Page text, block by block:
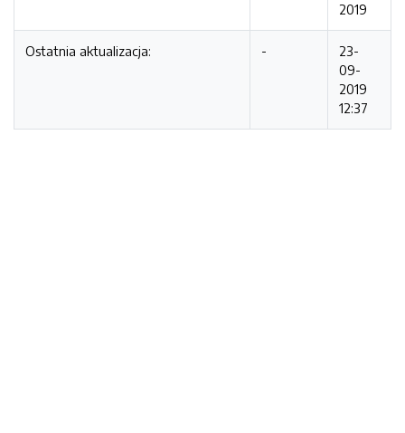
2019
Ostatnia aktualizacja: -
23-
09-
2019
12:37